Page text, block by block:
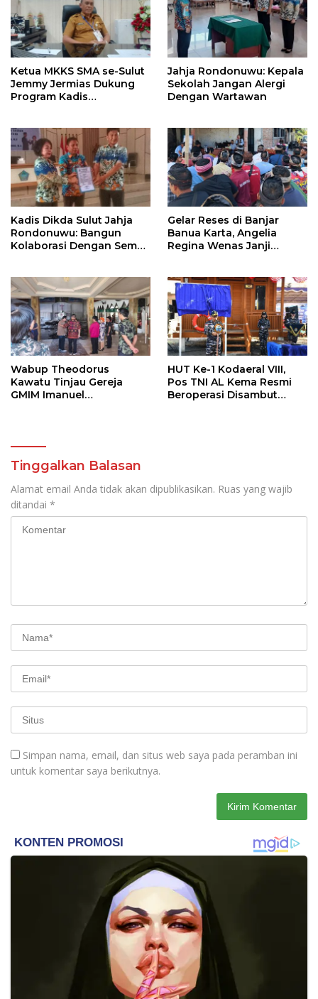
Ketua MKKS SMA se-Sulut
Jemmy Jermias Dukung
Program Kadis
Jahja Rondonuwu: Kepala
Sekolah Jangan Alergi
Dengan Wartawan
Kadis Dikda Sulut Jahja
Rondonuwu: Bangun
Kolaborasi Dengan Semua
Gelar Reses di Banjar
Banua Karta, Angelia
Regina Wenas Janji
Wabup Theodorus
Kawatu Tinjau Gereja
GMIM Imanuel
bagi Jemaat
HUT Ke-1 Kodaeral VIII,
Pos TNI AL Kema Resmi
Beroperasi Disambut
Tinggalkan Balasan
Alamat email Anda tidak akan dipublikasikan. Ruas yang wajib
ditandai *
Simpan nama, email, dan situs web saya pada peramban ini
untuk komentar saya berikutnya.